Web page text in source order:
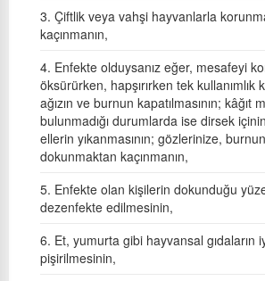
Çiftlik veya vahşi hayvanlarla
kaçınmanın,
Enfekte olduysanız eğer, mesafeyi
öksürürken, hapşırırken tek kullanımlık
ağızın ve burnun kapatılmasının; kâğıt
bulunmadığı durumlarda ise dirsek içinin
ellerin yıkanmasının; gözlerinize,
dokunmaktan kaçınmanın,
Enfekte olan kişilerin dokunduğu
dezenfekte edilmesinin,
Et, yumurta gibi hayvansal gıdaların
pişirilmesinin,